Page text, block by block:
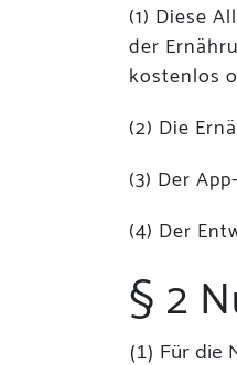
(1) Diese
der
kostenlos
(2) Die
(3) Der
(4) Der
§ 2
(1) Für die